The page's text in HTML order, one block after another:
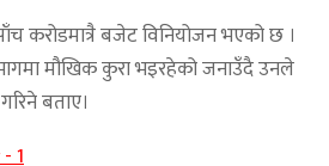
करोडमात्रै बजेट विनियोजन भएको छ ।
मौखिक कुरा भइरहेको जनाउँदै उनले
बताए।